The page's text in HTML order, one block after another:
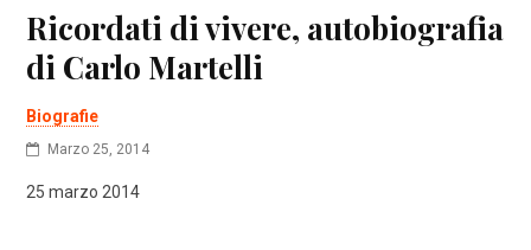
Ricordati di vivere, autobiografia
di Carlo Martelli
Biografie
Marzo 25, 2014
25 marzo 2014